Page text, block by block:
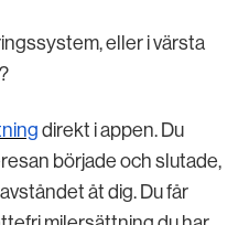
eller i värsta
direkt i appen. Du
började och slutade,
åt dig. Du får